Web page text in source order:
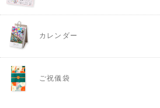
カレンダー
ご祝儀袋